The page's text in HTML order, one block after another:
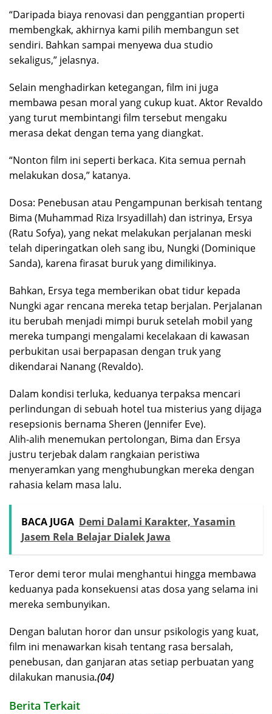
“Daripada biaya renovasi dan penggantian properti
membengkak, akhirnya kami pilih membangun set
sendiri. Bahkan sampai menyewa dua studio
sekaligus,” jelasnya.
Selain menghadirkan ketegangan, film ini juga
membawa pesan moral yang cukup kuat. Aktor Revaldo
yang turut membintangi film tersebut mengaku
merasa dekat dengan tema yang diangkat.
“Nonton film ini seperti berkaca. Kita semua pernah
melakukan dosa,” katanya.
Dosa: Penebusan atau Pengampunan berkisah tentang
Bima (Muhammad Riza Irsyadillah) dan istrinya, Ersya
(Ratu Sofya), yang nekat melakukan perjalanan meski
telah diperingatkan oleh sang ibu, Nungki (Dominique
Sanda), karena firasat buruk yang dimilikinya.
Bahkan, Ersya tega memberikan obat tidur kepada
Nungki agar rencana mereka tetap berjalan. Perjalanan
itu berubah menjadi mimpi buruk setelah mobil yang
mereka tumpangi mengalami kecelakaan di kawasan
perbukitan usai berpapasan dengan truk yang
dikendarai Nanang (Revaldo).
Dalam kondisi terluka, keduanya terpaksa mencari
perlindungan di sebuah hotel tua misterius yang dijaga
resepsionis bernama Sheren (Jennifer Eve).
Alih-alih menemukan pertolongan, Bima dan Ersya
justru terjebak dalam rangkaian peristiwa
menyeramkan yang menghubungkan mereka dengan
rahasia kelam masa lalu.
BACA JUGA Demi Dalami Karakter, Yasamin
Jasem Rela Belajar Dialek Jawa
Teror demi teror mulai menghantui hingga membawa
keduanya pada konsekuensi atas dosa yang selama ini
mereka sembunyikan.
Dengan balutan horor dan unsur psikologis yang kuat,
film ini menawarkan kisah tentang rasa bersalah,
penebusan, dan ganjaran atas setiap perbuatan yang
dilakukan manusia.(04)
Berita Terkait